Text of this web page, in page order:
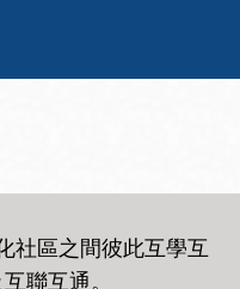
社區之間彼此互學互
聯互通 。